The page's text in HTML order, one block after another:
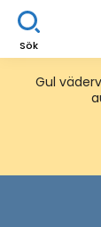
Sök
Gul